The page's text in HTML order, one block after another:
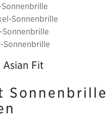
Sonnenbrille
Sonnenbrille
Sonnenbrille
Fit
Sonnenbrille